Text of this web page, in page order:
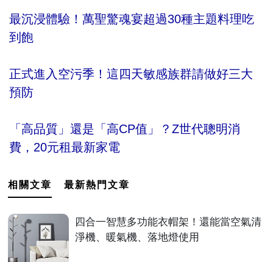
最沉浸體驗！萬聖驚魂宴超過30種主題料理吃
到飽
正式進入空污季！這四天敏感族群請做好三大
預防
「高品質」還是「高CP值」？Z世代聰明消
費，20元租最新家電
相關文章 最新熱門文章
四合一智慧多功能衣帽架！還能當空氣清
淨機、暖氣機、落地燈使用